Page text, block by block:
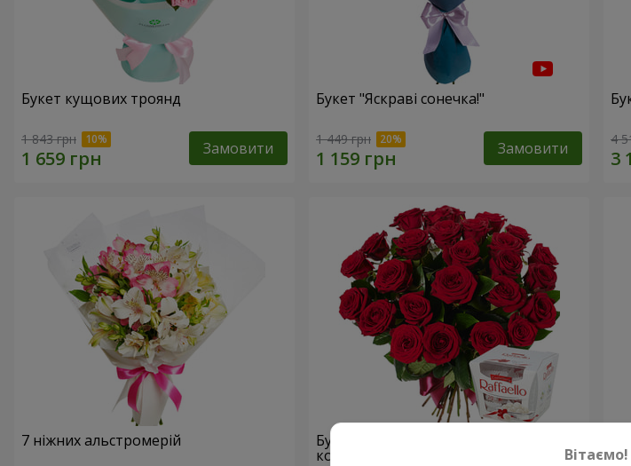
Букет кущових троянд
1 843 грн Замовити
Букет "Яскраві сонечка!"
1 449 грн Замовити 4
7 ніжних альстромерій Букет "У День народження, з
коханням!" Вітаємо!